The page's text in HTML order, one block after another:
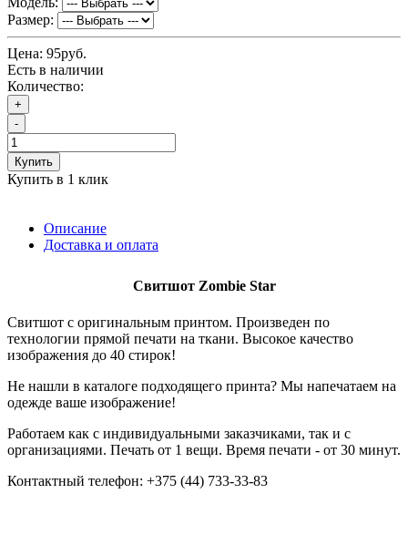
Размер:
Цена: 95руб.
Есть в наличии
Количество:
+
-
Купить
Купить в 1 клик
Описание
Доставка и оплата
Свитшот Zombie Star
Свитшот с оригинальным принтом. Произведен по
технологии прямой печати на ткани. Высокое качество
изображения до 40 стирок!
Не нашли в каталоге подходящего принта? Мы напечатаем на
одежде ваше изображение!
Работаем как с индивидуальными заказчиками, так и с
организациями. Печать от 1 вещи. Время печати - от 30 минут.
Контактный телефон: +375 (44) 733-33-83